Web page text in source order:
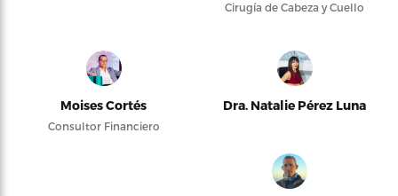
Cirugía de Cabeza y Cuello
Moises Cortés
Consultor Financiero
Dra. Natalie Pérez Luna